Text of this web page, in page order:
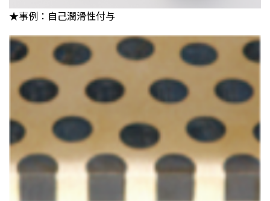
★事例：自己潤滑性付与